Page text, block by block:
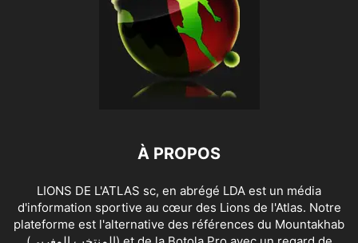
À PROPOS
LIONS DE L'ATLAS sc, en abrégé LDA est un média
d'information sportive au cœur des Lions de l'Atlas. Notre
plateforme est l'alternative des références du Mountakhab